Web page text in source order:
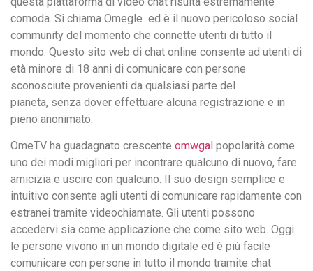
comoda. Si chiama Omegle ed è il nuovo pericoloso social
community del momento che connette utenti di tutto il
mondo. Questo sito web di chat online consente ad utenti di
età minore di 18 anni di comunicare con persone
sconosciute provenienti da qualsiasi parte del
pianeta, senza dover effettuare alcuna registrazione e in
pieno anonimato.
OmeTV ha guadagnato crescente omwgal popolarità come
uno dei modi migliori per incontrare qualcuno di nuovo, fare
amicizia e uscire con qualcuno. Il suo design semplice e
intuitivo consente agli utenti di comunicare rapidamente con
estranei tramite videochiamate. Gli utenti possono
accedervi sia come applicazione che come sito web. Oggi
le persone vivono in un mondo digitale ed è più facile
comunicare con persone in tutto il mondo tramite chat